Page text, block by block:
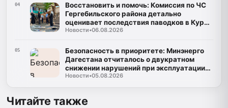
04
Восстановить и помочь: Комиссия по ЧС
Гергебильского района детально
оценивает последствия паводков в Курми
и Хвартикуни
Новости•06.08.2026
05
Безопасность в приоритете: Минэнерго
Дагестана отчиталось о двукратном
снижении нарушений при эксплуатации
газа
Новости•05.08.2026
Читайте также